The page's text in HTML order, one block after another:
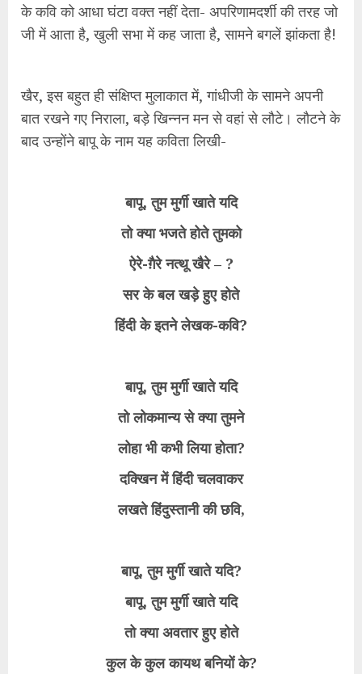
के कवि को आधा घंटा वक्त नहीं देता- अपरिणामदर्शी की तरह जो
जी में आता है, खुली सभा में कह जाता है, सामने बगलें झांकता है!
खैर, इस बहुत ही संक्षिप्त मुलाकात में, गांधीजी के सामने अपनी
बात रखने गए निराला, बड़े खिन्नन मन से वहां से लौटे। लौटने के
बाद उन्होंने बापू के नाम यह कविता लिखी-
बापू, तुम मुर्गी खाते यदि
तो क्या भजते होते तुमको
ऐरे-ग़ैरे नत्थू खैरे – ?
सर के बल खड़े हुए होते
हिंदी के इतने लेखक-कवि?
बापू, तुम मुर्गी खाते यदि
तो लोकमान्य से क्या तुमने
लोहा भी कभी लिया होता?
दक्खिन में हिंदी चलवाकर
लखते हिंदुस्तानी की छवि,
बापू, तुम मुर्गी खाते यदि?
बापू, तुम मुर्गी खाते यदि
तो क्या अवतार हुए होते
कुल के कुल कायथ बनियों के?